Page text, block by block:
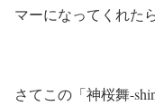
マーになってくれた
さてこの「神桜舞-